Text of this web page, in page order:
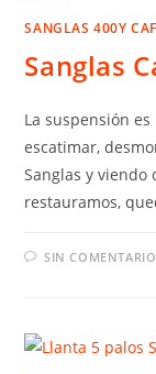
SANGLAS 400Y
Sanglas
La suspensión
escatimar,
Sanglas y viendo
restauramos,
SIN